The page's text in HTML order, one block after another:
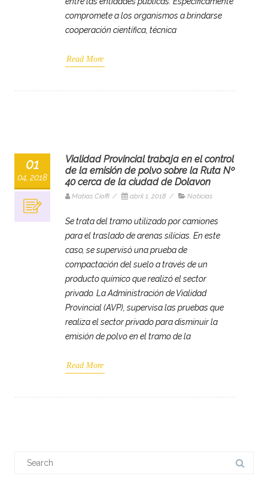
compromete a los organismos a brindarse
cooperación científica, técnica
Read More
01
04, 2018
Vialidad Provincial trabaja en el control
de la emisión de polvo sobre la Ruta Nº
40 cerca de la ciudad de Dolavon
Matias Cioffi / abril 1, 2018 / Noticias
Se trata del tramo utilizado por camiones
para el traslado de arenas silícias. En este
caso, se supervisó una prueba de
compactación del suelo a través de un
producto químico que realizó el sector
privado. La Administración de Vialidad
Provincial (AVP), supervisa las pruebas que
realiza el sector privado para disminuir la
emisión de polvo en el tramo de la
Read More